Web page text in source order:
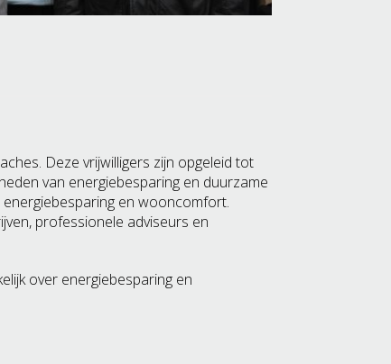
Deze vrijwilligers zijn opgeleid tot
van energiebesparing en duurzame
en wooncomfort.
professionele adviseurs en
over energiebesparing en